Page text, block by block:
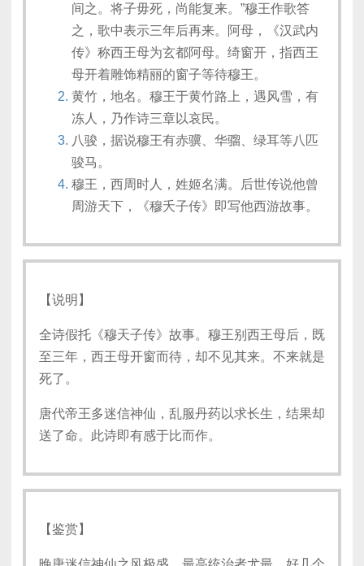
间之。将子毋死，尚能复来。”穆王作歌答
之，歌中表示三年后再来。阿母，《汉武内
传》称西王母为玄都阿母。绮窗开，指西王
母开着雕饰精丽的窗子等待穆王。
黄竹，地名。穆王于黄竹路上，遇风雪，有
冻人，乃作诗三章以哀民。
八骏，据说穆王有赤骥、华骝、绿耳等八匹
骏马。
穆王，西周时人，姓姬名满。后世传说他曾
周游天下，《穆夭子传》即写他西游故事。
【说明】
全诗假托《穆天子传》故事。穆王别西王母后，既
至三年，西王母开窗而待，却不见其来。不来就是
死了。
唐代帝王多迷信神仙，乱服丹药以求长生，结果却
送了命。此诗即有感于比而作。
【鉴赏】